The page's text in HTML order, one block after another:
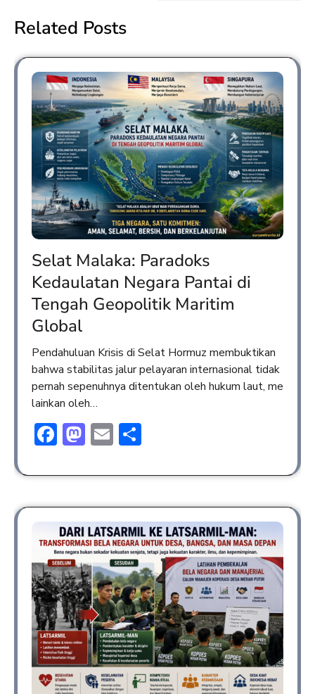
Related Posts
Selat Malaka: Paradoks
Kedaulatan Negara Pantai di
Tengah Geopolitik Maritim
Global
Pendahuluan Krisis di Selat Hormuz membuktikan
bahwa stabilitas jalur pelayaran internasional tidak
pernah sepenuhnya ditentukan oleh hukum laut, me
lainkan oleh…
Facebook
Mastodon
Email